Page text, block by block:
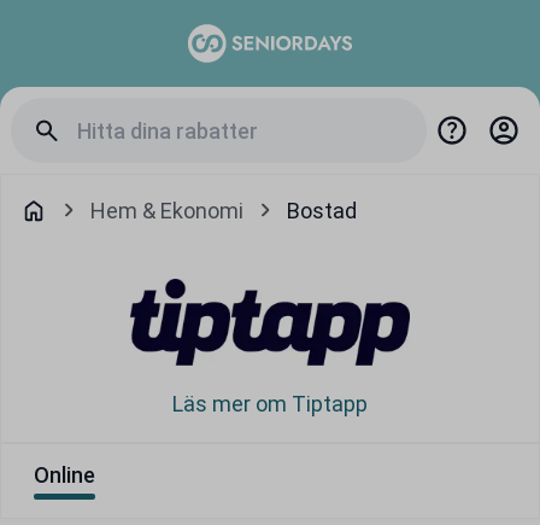
Hem & Ekonomi Bostad
Läs mer om Tiptapp
Online